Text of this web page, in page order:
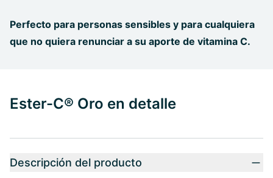
Perfecto para personas sensibles y para cualquiera
que no quiera renunciar a su aporte de vitamina C.
Ester-C® Oro en detalle
Descripción del producto